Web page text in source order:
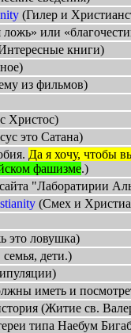
(Гилер и
ложь» или
книги)
из фильмов)
Христос)
это Сатана)
Да я хочу, чтобы
фашизме.)
"Лаборатирии
(Смех и
это ловушка)
дети.)
иметь и
(Житие св.
типа Наебум